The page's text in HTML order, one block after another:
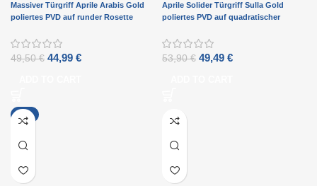
Massiver Türgriff Aprile Arabis Gold
poliertes PVD auf runder Rosette
49,50€ 44,99 €
Aprile Solider Türgriff Sulla Gold
poliertes PVD auf quadratischer
53,90€ 49,49 €
-7%